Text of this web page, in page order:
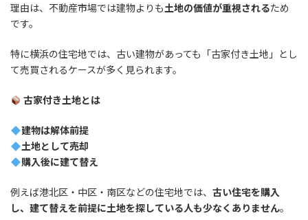
理由は、不動産市場では建物よりも土地の価値が重視されるため
です。
特に横浜の住宅地では、古い建物があっても「古家付き土地」とし
て売買されるケースが多く見られます。
古家付き土地とは
建物は解体前提
土地として売却
購入後に建て替え
例えば港北区・中区・南区などの住宅地では、 古い住宅を購入
し、建て替えを前提に土地を探している人も少なくありません。